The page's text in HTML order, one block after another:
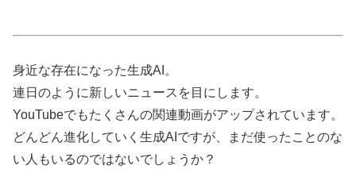
身近な存在になった生成AI。
連日のように新しいニュースを目にします。
YouTubeでもたくさんの関連動画がアップされています。
どんどん進化していく生成AIですが、まだ使ったことのな
い人もいるのではないでしょうか？